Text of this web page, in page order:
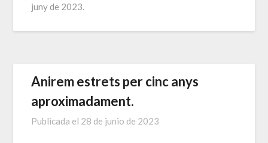
juny de 2023.
Anirem estrets per cinc anys
aproximadament.
Publicada el 28 de junio de 2023